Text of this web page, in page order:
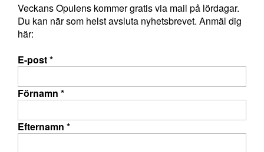
Veckans Opulens kommer gratis via mail på lördagar.
Du kan när som helst avsluta nyhetsbrevet. Anmäl dig
här:
E-post*
Förnamn *
Efternamn *